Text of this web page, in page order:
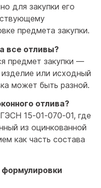
для закупки его
предмета закупки.
все отливы?
предмет закупки —
или исходный
может быть разной.
отлива?
15‑01‑070‑01, где
из оцинкованной
как часть состава